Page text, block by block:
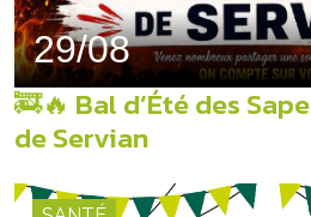
29/08
🚒🔥 Bal d’Été des
de Servian